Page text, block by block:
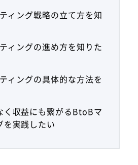
ィング戦略の立て方を知
ィングの進め方を知りた
ィングの具体的な方法を
く収益にも繋がるBtoBマ
を実践したい